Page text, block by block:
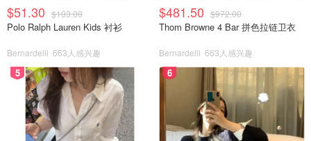
$51.30 $103.00
Polo Ralph Lauren Kids 衬衫
Bernardelli 663人感兴趣
$481.50 $972.00
Thom Browne 4 Bar 拼色拉链卫衣
Bernardelli 663人感兴趣
5 6